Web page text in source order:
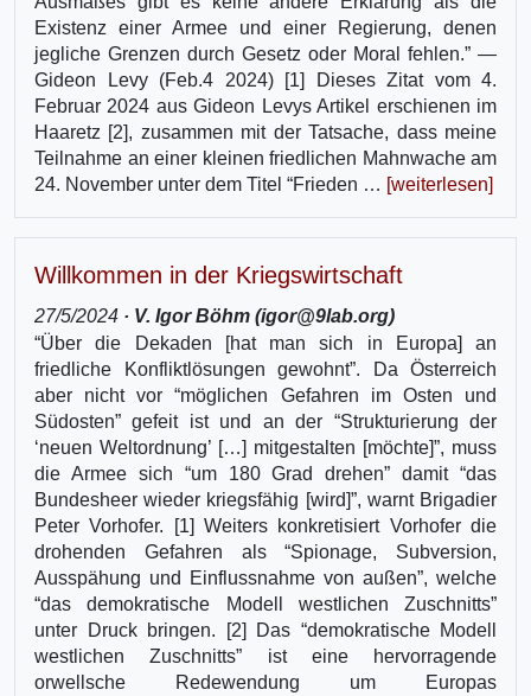
Existenz einer Armee und einer Regierung, denen
jegliche Grenzen durch Gesetz oder Moral fehlen.” —
Gideon Levy (Feb.4 2024) [1] Dieses Zitat vom 4.
Februar 2024 aus Gideon Levys Artikel erschienen im
Haaretz [2], zusammen mit der Tatsache, dass meine
Teilnahme an einer kleinen friedlichen Mahnwache am
24. November unter dem Titel “Frieden … [weiterlesen]
Willkommen in der Kriegswirtschaft
27/5/2024 · V. Igor Böhm (igor@9lab.org)
“Über die Dekaden [hat man sich in Europa] an
friedliche Konfliktlösungen gewohnt”. Da Österreich
aber nicht vor “möglichen Gefahren im Osten und
Südosten” gefeit ist und an der “Strukturierung der
‘neuen Weltordnung’ […] mitgestalten [möchte]”, muss
die Armee sich “um 180 Grad drehen” damit “das
Bundesheer wieder kriegsfähig [wird]”, warnt Brigadier
Peter Vorhofer. [1] Weiters konkretisiert Vorhofer die
drohenden Gefahren als “Spionage, Subversion,
Ausspähung und Einflussnahme von außen”, welche
“das demokratische Modell westlichen Zuschnitts”
unter Druck bringen. [2] Das “demokratische Modell
westlichen Zuschnitts” ist eine hervorragende
orwellsche Redewendung um Europas